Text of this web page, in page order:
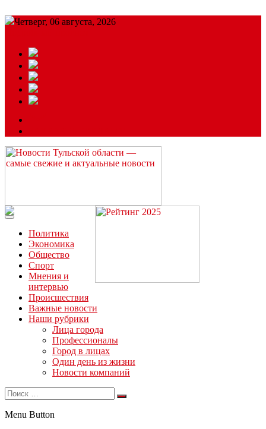
Четверг, 06 августа, 2026
Читайте последние новости дня в Тульской области на сайте
“ЗаНовомосковск”
Политика
Экономика
Общество
Спорт
Мнения и
интервью
Происшествия
Важные новости
Наши рубрики
Лица города
Профессионалы
Город в лицах
Один день из жизни
Новости компаний
Menu Button